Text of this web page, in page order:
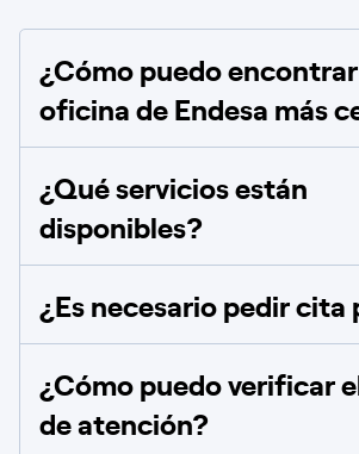
¿Cómo puedo
oficina de Endesa más
¿Qué servicios están
disponibles?
¿Es necesario pedir cita
¿Cómo puedo verificar
de atención?